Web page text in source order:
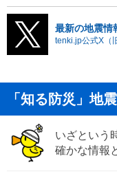
最新の地震情
tenki.jp公式X（
「知る防災」地震
いざという
確かな情報